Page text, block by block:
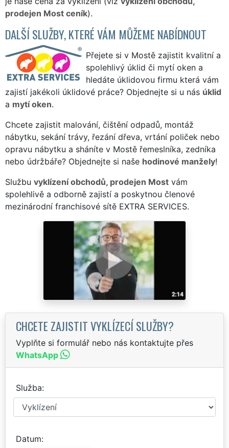
prodejen Most ceník).
DALŠÍ SLUŽBY, KTERÉ VÁM MŮŽEME NABÍDNOUT
Přejete si v Mostě zajistit kvalitní a
spolehlivý úklid či mytí oken a
hledáte úklidovou firmu která vám
zajistí jakékoli úklidové práce? Objednejte si u nás úklid
a mytí oken.
Chcete zajistit malování, čištění odpadů, montáž
nábytku, sekání trávy, řezání dřeva, vrtání poliček nebo
opravu nábytku a sháníte v Mostě řemeslníka, zedníka
nebo údržbáře? Objednejte si naše hodinové manžely!
Službu vyklízení obchodů, prodejen Most vám
spolehlivě a odborně zajistí a poskytnou členové
mezinárodní franchisové sítě EXTRA SERVICES.
CHCETE ZAJISTIT VYKLÍZECÍ SLUŽBY?
Vyplňte si formulář nebo nás kontaktujte přes
WhatsApp
Služba
Datum